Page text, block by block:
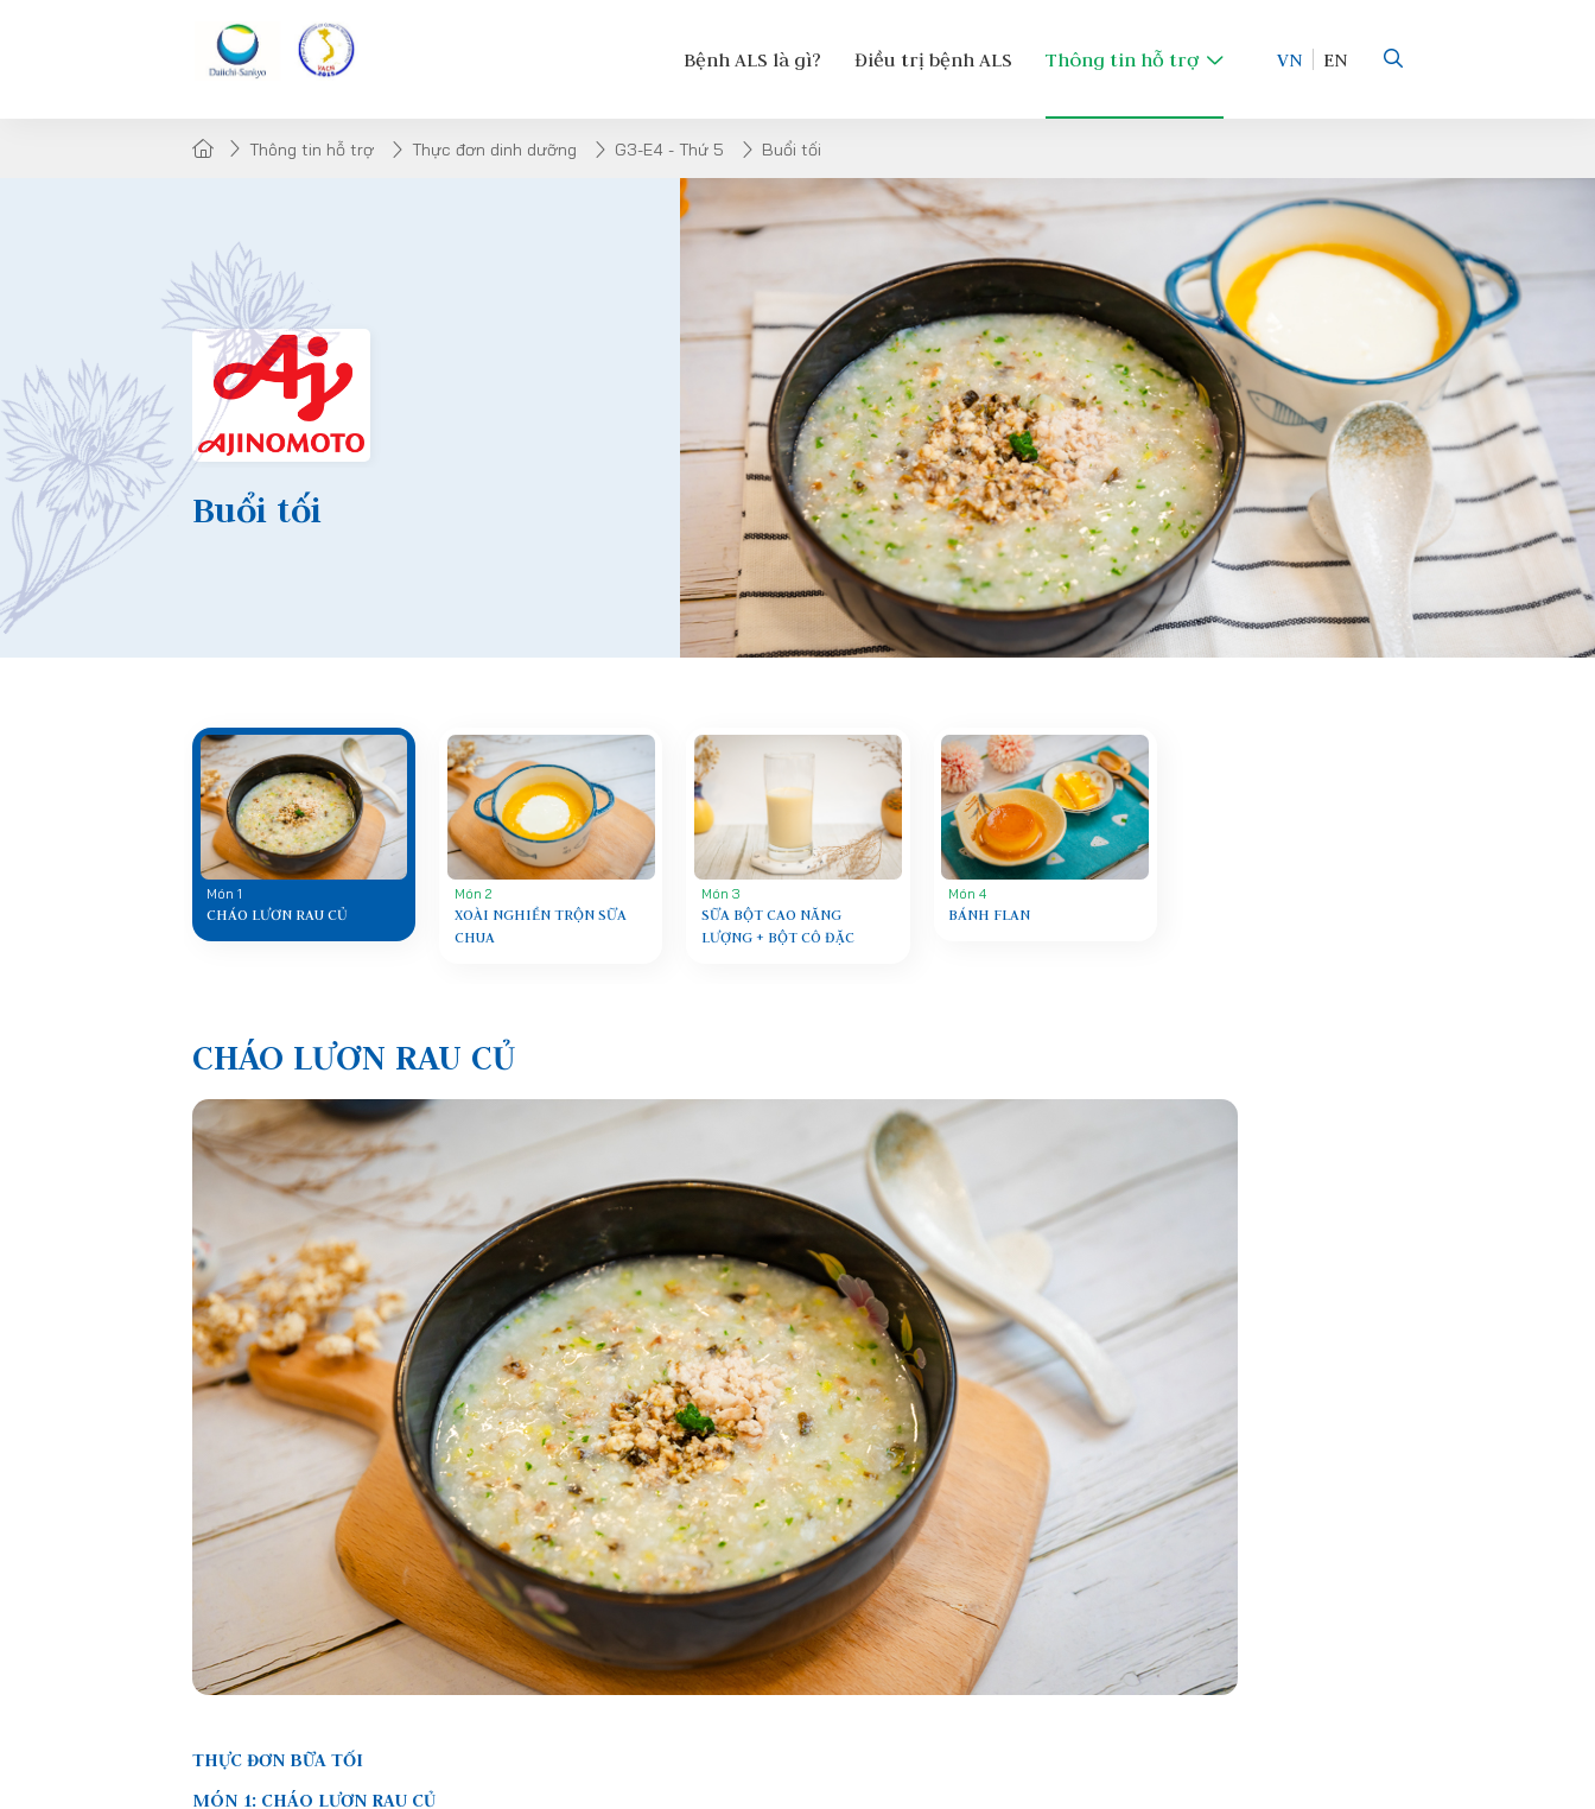
Bệnh ALS là gì? Điều trị bệnh ALS Thông tin hỗ trợ VN EN
Thông tin hỗ trợ Thực đơn dinh dưỡng G3-E4 - Thứ 5 Buổi tối
Buổi tối
Món 1
CHÁO LƯƠN RAU CỦ
Món 2
XOÀI NGHIỀN TRỘN SỮA
CHUA
Món 3
SỮA BỘT CAO NĂNG
LƯỢNG + BỘT CÔ ĐẶC
Món 4
BÁNH FLAN
CHÁO LƯƠN RAU CỦ
THỰC ĐƠN BỮA TỐI
MÓN 1: CHÁO LƯƠN RAU CỦ